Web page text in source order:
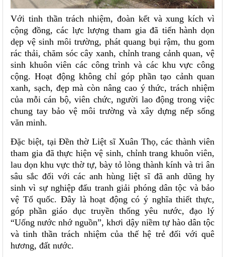
Với tinh thần trách nhiệm, đoàn kết và xung kích vì
cộng đồng, các lực lượng tham gia đã tiến hành dọn
dẹp vệ sinh môi trường, phát quang bụi rậm, thu gom
rác thải, chăm sóc cây xanh, chỉnh trang cảnh quan, vệ
sinh khuôn viên các công trình và các khu vực công
cộng. Hoạt động không chỉ góp phần tạo cảnh quan
xanh, sạch, đẹp mà còn nâng cao ý thức, trách nhiệm
của mỗi cán bộ, viên chức, người lao động trong việc
chung tay bảo vệ môi trường và xây dựng nếp sống
văn minh.
Đặc biệt, tại Đền thờ Liệt sĩ Xuân Thọ, các thành viên
tham gia đã thực hiện vệ sinh, chỉnh trang khuôn viên,
lau dọn khu vực thờ tự, bày tỏ lòng thành kính và tri ân
sâu sắc đối với các anh hùng liệt sĩ đã anh dũng hy
sinh vì sự nghiệp đấu tranh giải phóng dân tộc và bảo
vệ Tổ quốc. Đây là hoạt động có ý nghĩa thiết thực,
góp phần giáo dục truyền thống yêu nước, đạo lý
“Uống nước nhớ nguồn”, khơi dậy niềm tự hào dân tộc
và tinh thần trách nhiệm của thế hệ trẻ đối với quê
hương, đất nước.